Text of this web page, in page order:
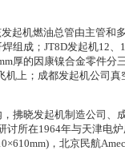
起机燃油总管由主管和
组成；JT8D发起机12、
厚的因康镍合金零件分
上；成都发起机公司真
拂晓发起机制造公司、
所在1964年与天津电
，北京民航